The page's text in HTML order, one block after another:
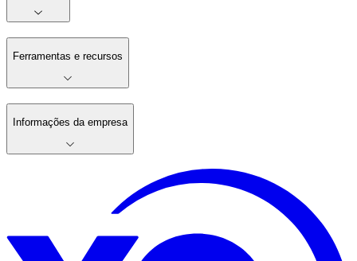
Ferramentas e recursos
Informações da empresa